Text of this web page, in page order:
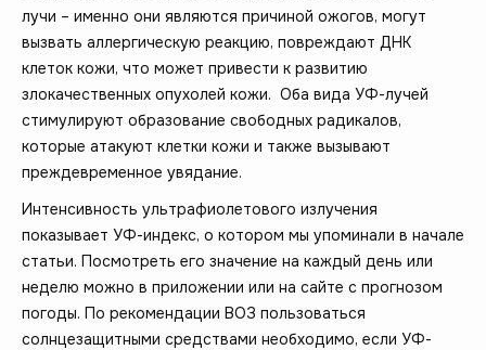
лучи – именно они являются причиной ожогов, могут
вызвать аллергическую реакцию, повреждают ДНК
клеток кожи, что может привести к развитию
злокачественных опухолей кожи. Оба вида УФ-лучей
стимулируют образование свободных радикалов,
которые атакуют клетки кожи и также вызывают
преждевременное увядание.
Интенсивность ультрафиолетового излучения
показывает УФ-индекс, о котором мы упоминали в начале
статьи. Посмотреть его значение на каждый день или
неделю можно в приложении или на сайте с прогнозом
погоды. По рекомендации ВОЗ пользоваться
солнцезащитными средствами необходимо, если УФ-